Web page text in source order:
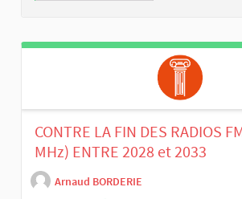
CONTRE LA FIN DES RADIOS
MHz) ENTRE 2028 et 2033
Arnaud BORDERIE